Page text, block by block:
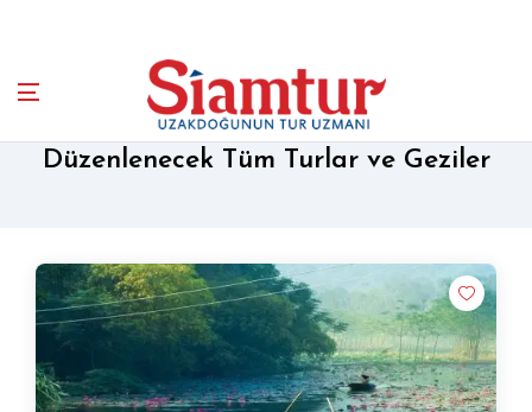
Düzenlenecek Tüm Turlar ve Geziler